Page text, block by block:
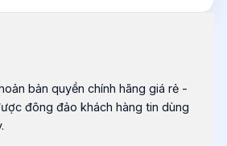
bản quyền chính hãng giá rẻ -
đông đảo khách hàng tin dùng